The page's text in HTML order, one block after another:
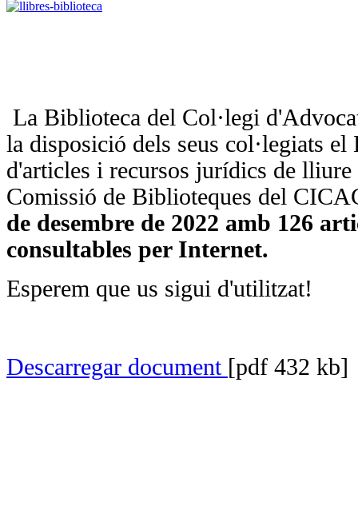
La Biblioteca del Col·legi
la disposició dels seus col·legiats
d'articles i recursos jurídics de lliure
Comissió de Biblioteques del
de desembre de 2022 amb 126
consultables per Internet.
Esperem que us sigui d'utilitzat!
Descarregar document [pdf 432 kb]